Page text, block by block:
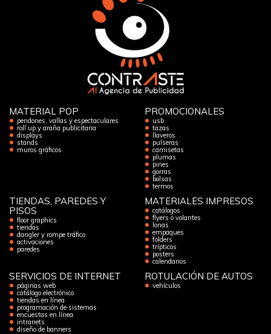
MATERIAL POP
pendones, vallas y espectaculares
roll up y araña publicitaria
displays
stands
muros gráficos
PROMOCIONALES
usb
tazas
llaveros
pulseras
camisetas
plumas
pines
gorras
bolsas
termos
TIENDAS, PAREDES Y
PISOS
floor graphics
tiendas
dangler y rompe tráfico
activaciones
paredes
MATERIALES IMPRESOS
catálogos
flyers o volantes
lonas
empaques
folders
trípticos
posters
calendarios
SERVICIOS DE INTERNET
páginas web
catálogo electrónico
tiendas en línea
programación de sistemas
encuestas en línea
intranets
diseño de banners
ROTULACIÓN DE AUTOS
vehículos